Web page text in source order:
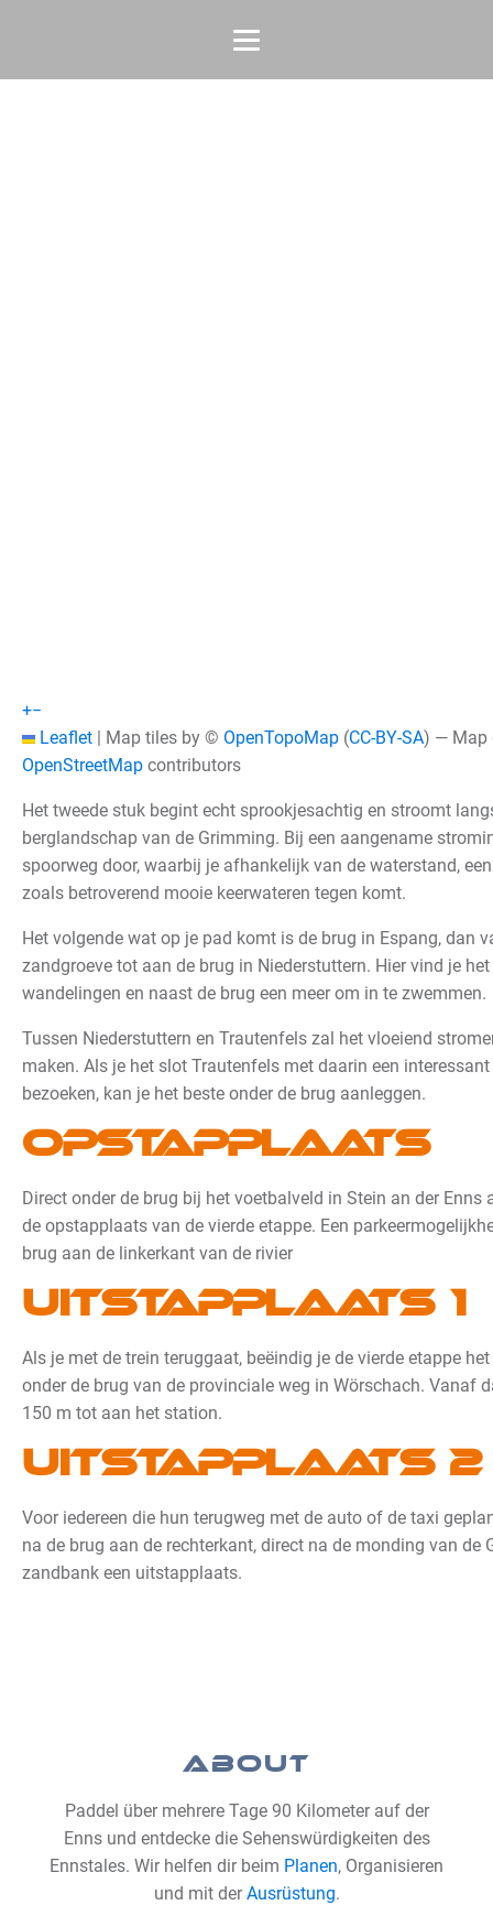
+−
Leaflet | Map tiles by © OpenTopoMap (CC-BY-SA) — Map
OpenStreetMap contributors
Het tweede stuk begint echt sprookjesachtig en stroomt
berglandschap van de Grimming. Bij een aangename
spoorweg door, waarbij je afhankelijk van de waterstand,
zoals betroverend mooie keerwateren tegen komt.
Het volgende wat op je pad komt is de brug in Espang, dan
zandgroeve tot aan de brug in Niederstuttern. Hier vind je
wandelingen en naast de brug een meer om in te zwemmen.
Tussen Niederstuttern en Trautenfels zal het vloeiend
maken. Als je het slot Trautenfels met daarin een
bezoeken, kan je het beste onder de brug aanleggen.
Opstapplaats
Direct onder de brug bij het voetbalveld in Stein an der Enns
de opstapplaats van de vierde etappe. Een
brug aan de linkerkant van de rivier
Uitstapplaats 1
Als je met de trein teruggaat, beëindig je de vierde etappe
onder de brug van de provinciale weg in Wörschach. Vanaf
150 m tot aan het station.
Uitstapplaats 2
Voor iedereen die hun terugweg met de auto of de taxi
na de brug aan de rechterkant, direct na de monding van de
zandbank een uitstapplaats.
ABOUT
Paddel über mehrere Tage 90 Kilometer auf der
Enns und entdecke die Sehenswürdigkeiten des
Ennstales. Wir helfen dir beim Planen, Organisieren
und mit derAusrüstung.